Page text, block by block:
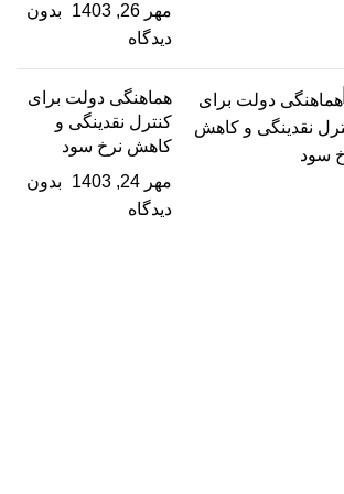
مهر 26, 1403
بدون
دیدگاه
هماهنگی دولت برای
کنترل نقدینگی و
کاهش نرخ سود
مهر 24, 1403
بدون
دیدگاه